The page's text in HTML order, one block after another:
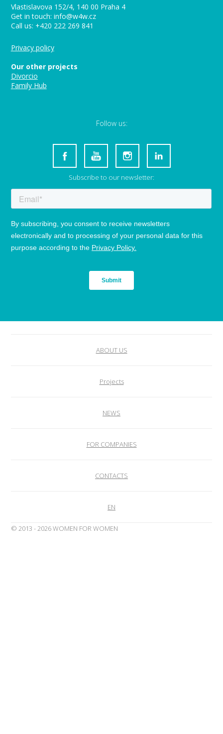
Vlastislavova 152/4, 140 00 Praha 4
Get in touch: info@w4w.cz
Call us: +420 222 269 841
Privacy policy
Our other projects
Divorcio
Family Hub
Follow us:
Subscribe to our newsletter:
ABOUT US
Projects
NEWS
FOR COMPANIES
CONTACTS
EN
© 2013 - 2026 WOMEN FOR WOMEN